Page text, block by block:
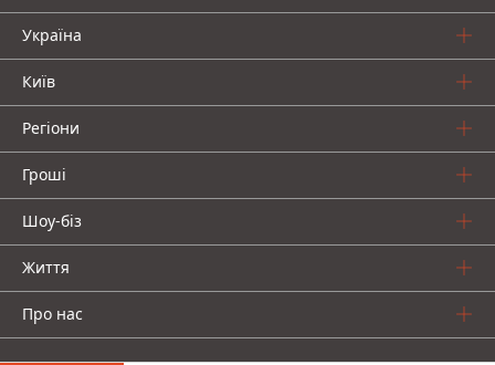
Україна
Київ
Регіони
Гроші
Шоу-біз
Життя
Про нас